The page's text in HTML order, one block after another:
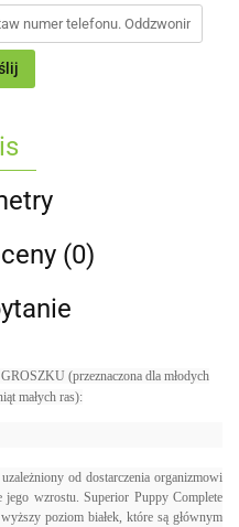
(0)
(przeznaczona dla młodych
małych ras):
od dostarczenia organizmowi
wzrostu. Superior Puppy Complete
poziom białek, które są głównym